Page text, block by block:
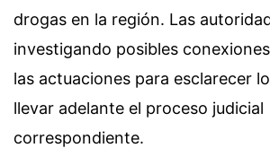
drogas en la región. Las
investigando posibles
las actuaciones para esclarecer
llevar adelante el proceso judicial
correspondiente.